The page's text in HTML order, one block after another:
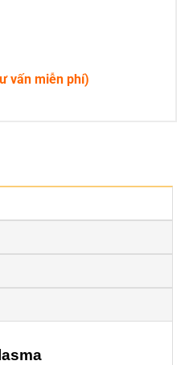
vấn miễn phí)